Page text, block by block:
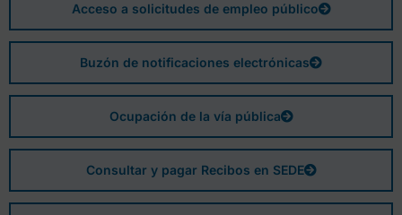
Acceso a solicitudes de empleo público
Buzón de notificaciones electrónicas
Ocupación de la vía pública
Consultar y pagar Recibos en SEDE